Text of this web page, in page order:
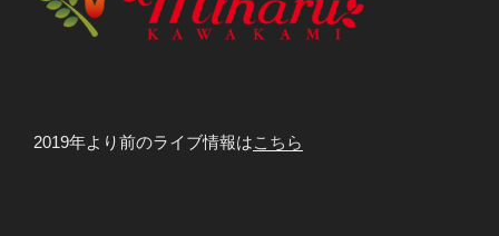
シ
2019年より前のライブ情報はこちら